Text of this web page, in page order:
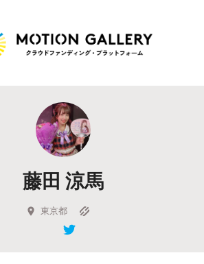
Highlight
新着プロジェクト
Feature
キュレーターから探す
藤田 涼馬
東京都